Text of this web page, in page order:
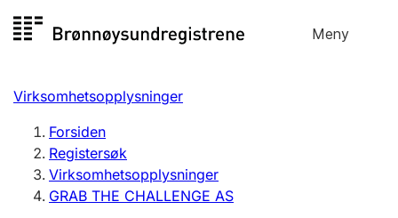
til
Meny
Registersøk
Aksjeselskap
Enkeltpersonforetak
Registrere, endre, slette
Virksomhetsopplysninger
Forsiden
Registersøk
Virksomhetsopplysninger
GRAB THE CHALLENGE AS